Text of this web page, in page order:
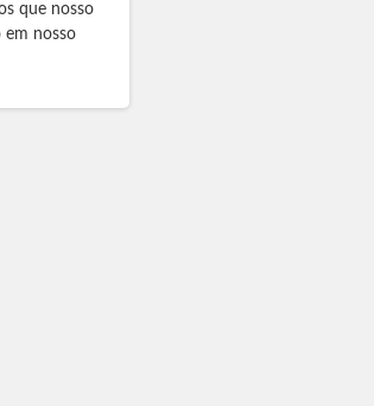
que nosso
em nosso